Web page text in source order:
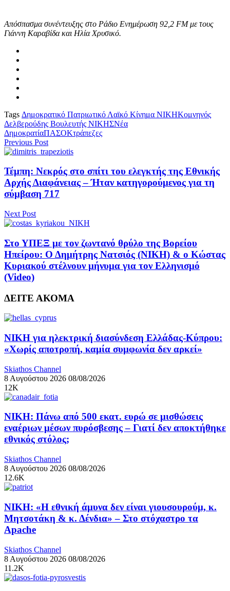
Απόσπασμα συνέντευξης στο Ράδιο Ενημέρωση 92,2 FM με τους
Γιάννη Καραβίδα και Ηλία Χρυσικό.
Tags Δημοκρατικό Πατριωτικό Λαϊκό Κίνημα ΝΙΚΗΚομνηνός
Δελβερούδης Βουλευτής ΝΙΚΗΣΝέα
ΔημοκρατίαΠΑΣΟΚτράπεζες
Previous Post
Τέμπη: Νεκρός στο σπίτι του ελεγκτής της Εθνικής
Αρχής Διαφάνειας – Ήταν κατηγορούμενος για τη
σύμβαση 717
Next Post
Στο ΥΠΕΞ με τον ζωντανό θρύλο της Βορείου
Ηπείρου: Ο Δημήτρης Νατσιός (ΝΙΚΗ) & ο Κώστας
Κυριακού στέλνουν μήνυμα για τον Ελληνισμό
(Video)
ΔΕΙΤΕ ΑΚΟΜΑ
ΝΙΚΗ για ηλεκτρική διασύνδεση Ελλάδας-Κύπρου:
«Χωρίς αποτροπή, καμία συμφωνία δεν αρκεί»
Skiathos Channel
8 Αυγούστου 2026 08/08/2026
12K
ΝΙΚΗ: Πάνω από 500 εκατ. ευρώ σε μισθώσεις
εναέριων μέσων πυρόσβεσης – Γιατί δεν αποκτήθηκε
εθνικός στόλος;
Skiathos Channel
8 Αυγούστου 2026 08/08/2026
12.6K
ΝΙΚΗ: «Η εθνική άμυνα δεν είναι γιουσουρούμ, κ.
Μητσοτάκη & κ. Δένδια» – Στο στόχαστρο τα
Apache
Skiathos Channel
8 Αυγούστου 2026 08/08/2026
11.2K